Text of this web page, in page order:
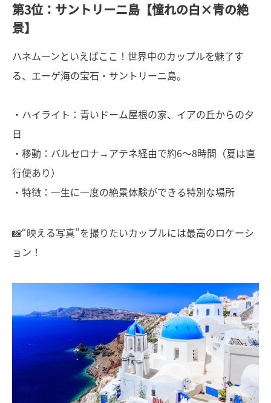
第3位：サントリーニ島【憧れの白×青の絶
景】
ハネムーンといえばここ！世界中のカップルを魅了す
る、エーゲ海の宝石・サントリーニ島。
・ハイライト：青いドーム屋根の家、イアの丘からの夕
日
・移動：バルセロナ→アテネ経由で約6〜8時間（夏は直
行便あり）
・特徴：一生に一度の絶景体験ができる特別な場所
📸“映える写真”を撮りたいカップルには最高のロケーシ
ョン！